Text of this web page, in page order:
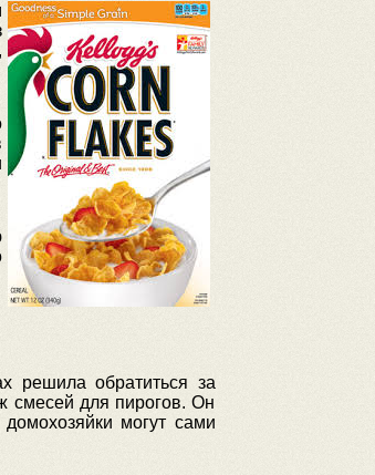
решила обратиться за
смесей для пирогов. Он
могут сами